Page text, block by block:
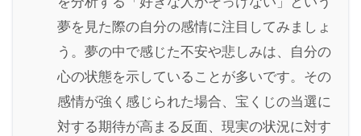
夢を見た際の自分の感情に注目してみましょ
う。夢の中で感じた不安や悲しみは、自分の
心の状態を示していることが多いです。その
感情が強く感じられた場合、宝くじの当選に
対する期待が高まる反面、現実の状況に対す